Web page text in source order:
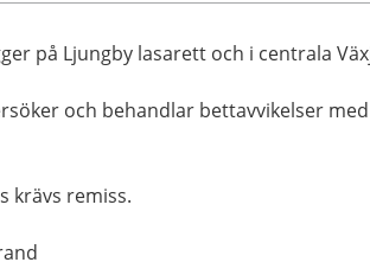
på Ljungby lasarett och i centrala
och behandlar bettavvikelser
krävs remiss.